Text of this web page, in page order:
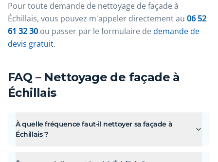
Pour toute demande de nettoyage de façade à
Échillais, vous pouvez m'appeler directement au 06 52
61 32 30 ou passer par le formulaire dedemande de
devis gratuit.
FAQ – Nettoyage de façade à
Échillais
À quelle fréquence faut-il nettoyer sa façade à
Échillais ?